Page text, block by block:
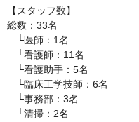
【スタッフ数】
総数：33名
└医師：1名
└看護師：11名
└看護助手：5名
└臨床工学技師：6名
└事務部：3名
└清掃：2名